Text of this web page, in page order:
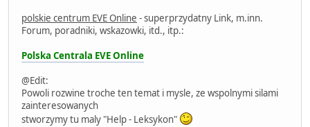
polskie centrum EVE Online - superprzydatny Link, m.inn.
Forum, poradniki, wskazowki, itd., itp.:
Polska Centrala EVE Online
@Edit:
Powoli rozwine troche ten temat i mysle, ze wspolnymi silami
zainteresowanych
stworzymy tu maly "Help - Leksykon"